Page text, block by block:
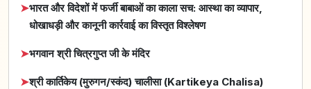
➤भारत और विदेशों में फर्जी बाबाओं का काला सच: आस्था का व्यापार,
धोखाधड़ी और कानूनी कार्रवाई का विस्तृत विश्लेषण
➤भगवान श्री चित्रगुप्त जी के मंदिर
➤श्री कार्तिकेय (मुरुगन/स्कंद) चालीसा (Kartikeya Chalisa)